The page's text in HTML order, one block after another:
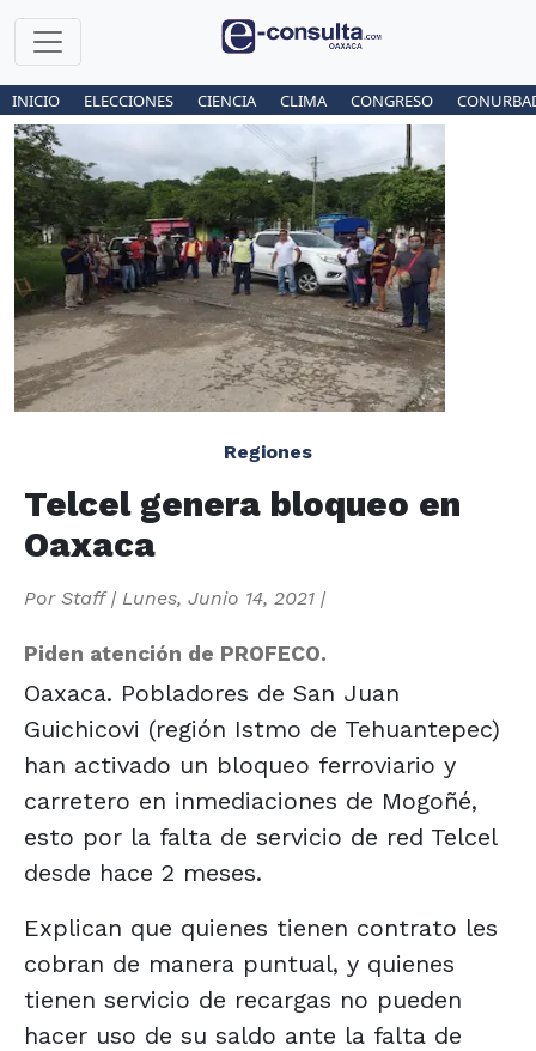
INICIO ELECCIONES CIENCIA CLIMA CONGRESO
Regiones
Telcel genera bloqueo en
Oaxaca
Por Staff| Lunes, Junio 14, 2021 |
Piden atención de PROFECO.
Oaxaca. Pobladores de San Juan
Guichicovi (región Istmo de Tehuantepec)
han activado un bloqueo ferroviario y
carretero en inmediaciones de Mogoñé,
esto por la falta de servicio de red Telcel
desde hace 2 meses.
Explican que quienes tienen contrato les
cobran de manera puntual, y quienes
tienen servicio de recargas no pueden
hacer uso de su saldo ante la falta de